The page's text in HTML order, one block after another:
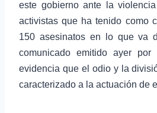
este gobierno ante la
activistas que ha tenido como
150 asesinatos en lo que va
comunicado emitido ayer
evidencia que el odio y la
caracterizado a la actuación de